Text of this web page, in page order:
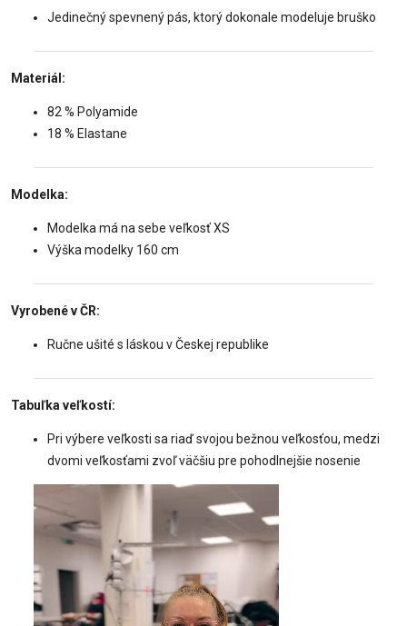
Jedinečný spevnený pás, ktorý dokonale modeluje bruško
Materiál:
82 % Polyamide
18 % Elastane
Modelka:
Modelka má na sebe veľkosť XS
Výška modelky 160 cm
Vyrobené v ČR:
Ručne ušité s láskou v Českej republike
Tabuľka veľkostí:
Pri výbere veľkosti sa riaď svojou bežnou veľkosťou, medzi
dvomi veľkosťami zvoľ väčšiu pre pohodlnejšie nosenie